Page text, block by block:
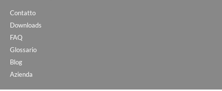
Contatto
Downloads
FAQ
Glossario
Blog
Azienda